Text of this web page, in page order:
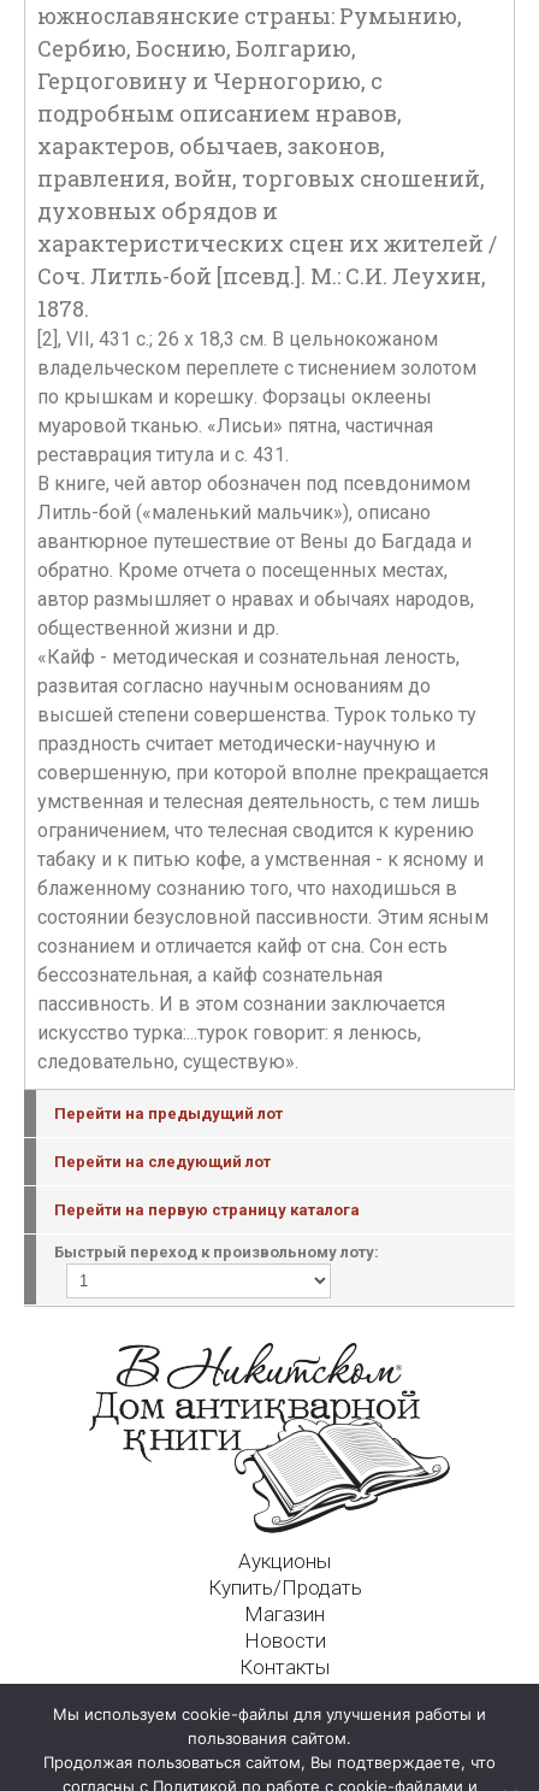
южнославянские страны: Румынию,
Сербию, Боснию, Болгарию,
Герцоговину и Черногорию, с
подробным описанием нравов,
характеров, обычаев, законов,
правления, войн, торговых сношений,
духовных обрядов и
характеристических сцен их жителей /
Соч. Литль-бой [псевд.]. М.: С.И. Леухин,
1878.
[2], VII, 431 с.; 26 x 18,3 см. В цельнокожаном
владельческом переплете с тиснением золотом
по крышкам и корешку. Форзацы оклеены
муаровой тканью. «Лисьи» пятна, частичная
реставрация титула и с. 431.
В книге, чей автор обозначен под псевдонимом
Литль-бой («маленький мальчик»), описано
авантюрное путешествие от Вены до Багдада и
обратно. Кроме отчета о посещенных местах,
автор размышляет о нравах и обычаях народов,
общественной жизни и др.
«Кайф - методическая и сознательная леность,
развитая согласно научным основаниям до
высшей степени совершенства. Турок только ту
праздность считает методически-научную и
совершенную, при которой вполне прекращается
умственная и телесная деятельность, с тем лишь
ограничением, что телесная сводится к курению
табаку и к питью кофе, а умственная - к ясному и
блаженному сознанию того, что находишься в
состоянии безусловной пассивности. Этим ясным
сознанием и отличается кайф от сна. Сон есть
бессознательная, а кайф сознательная
пассивность. И в этом сознании заключается
искусство турка:...турок говорит: я ленюсь,
следовательно, существую».
Перейти на предыдущий лот
Перейти на следующий лот
Перейти на первую страницу каталога
Быстрый переход к произвольному лоту:
Аукционы
Купить/Продать
Магазин
Новости
Контакты
125009, г. Москва, Никитский пер., д. 4а, стр. 1
Мы используем cookie-файлы для улучшения работы и
пользования сайтом.
Продолжая пользоваться сайтом, Вы подтверждаете, что
согласны с Политикой по работе с cookie-файлами и